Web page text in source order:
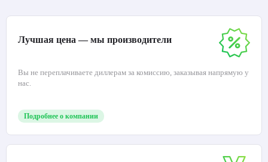
Лучшая цена — мы производители
Вы не переплачиваете диллерам за комиссию, заказывая напрямую у
нас.
Подробнее о компании